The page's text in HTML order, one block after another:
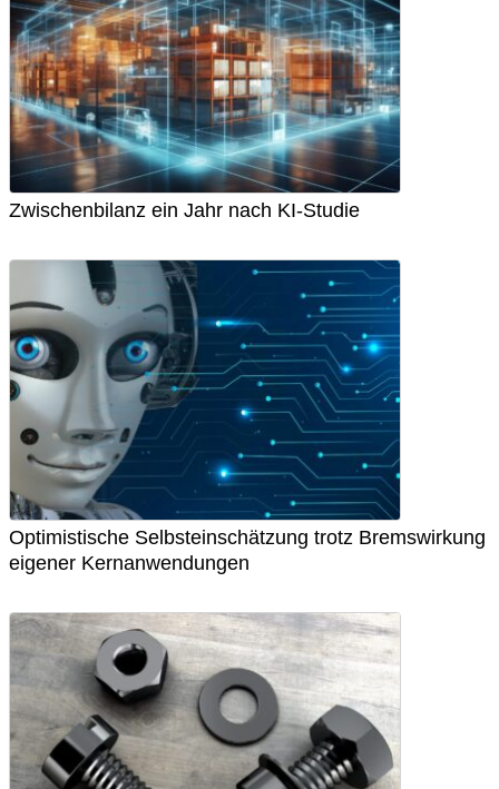
Zwischenbilanz ein Jahr nach KI-Studie
Optimistische Selbsteinschätzung trotz Bremswirkung
eigener Kernanwendungen